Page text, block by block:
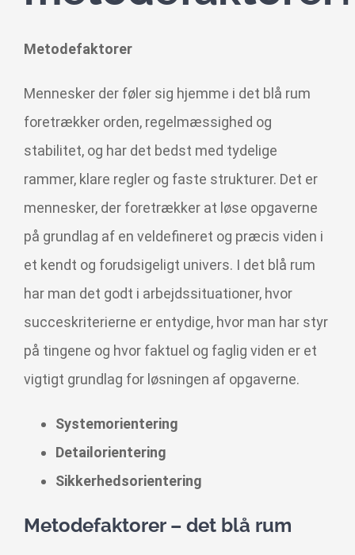
HR RealityTjek
HR System
Om Strategisk HR
Metodefaktorer
Mennesker der føler sig hjemme i det blå rum
foretrækker orden, regelmæssighed og
stabilitet, og har det bedst med tydelige
rammer, klare regler og faste strukturer. Det er
mennesker, der foretrækker at løse opgaverne
på grundlag af en veldefineret og præcis viden i
et kendt og forudsigeligt univers. I det blå rum
har man det godt i arbejdssituationer, hvor
succeskriterierne er entydige, hvor man har styr
på tingene og hvor faktuel og faglig viden er et
vigtigt grundlag for løsningen af opgaverne.
Systemorientering
Detailorientering
Sikkerhedsorientering
Metodefaktorer – det blå rum